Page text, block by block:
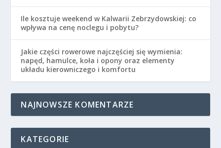
Ile kosztuje weekend w Kalwarii Zebrzydowskiej: co
wpływa na cenę noclegu i pobytu?
Jakie części rowerowe najczęściej się wymienia:
napęd, hamulce, koła i opony oraz elementy
układu kierowniczego i komfortu
NAJNOWSZE KOMENTARZE
KATEGORIE